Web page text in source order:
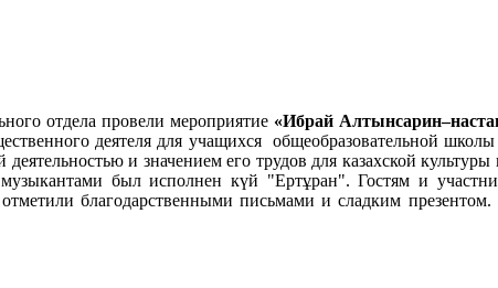
отдела провели мероприятие «Ибрай
деятеля для учащихся общеобразовательной
и значением его трудов для казахской
был исполнен күй "Ертұран". Гостям и
отметили благодарственными письмами и сладким